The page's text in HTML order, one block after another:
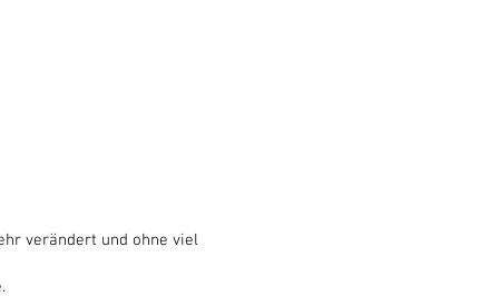
verändert und ohne viel